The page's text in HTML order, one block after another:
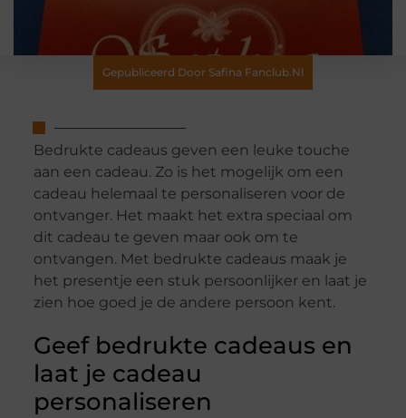
Gepubliceerd Door Safina Fanclub.nl
Bedrukte cadeaus geven een leuke touche
aan een cadeau. Zo is het mogelijk om een
cadeau helemaal te personaliseren voor de
ontvanger. Het maakt het extra speciaal om
dit cadeau te geven maar ook om te
ontvangen. Met bedrukte cadeaus maak je
het presentje een stuk persoonlijker en laat je
zien hoe goed je de andere persoon kent.
Geef bedrukte cadeaus en
laat je cadeau
personaliseren